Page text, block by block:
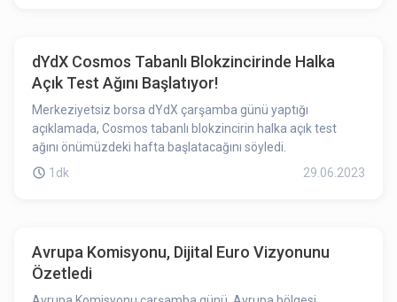
dYdX Cosmos Tabanlı Blokzincirinde Halka
Açık Test Ağını Başlatıyor!
Merkeziyetsiz borsa dYdX çarşamba günü yaptığı
açıklamada, Cosmos tabanlı blokzincirin halka açık test
ağını önümüzdeki hafta başlatacağını söyledi.
1dk
29.06.2023
Avrupa Komisyonu, Dijital Euro Vizyonunu
Özetledi